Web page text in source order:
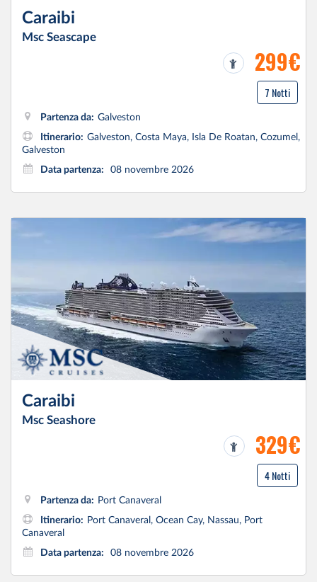
Caraibi
Msc Seascape
299€
7 Notti
Partenza da: Galveston
Itinerario: Galveston, Costa Maya, Isla De Roatan, Cozumel,
Galveston
Data partenza:
08 novembre 2026
Caraibi
Msc Seashore
329€
4 Notti
Partenza da: Port Canaveral
Itinerario: Port Canaveral, Ocean Cay, Nassau, Port
Canaveral
Data partenza:
08 novembre 2026